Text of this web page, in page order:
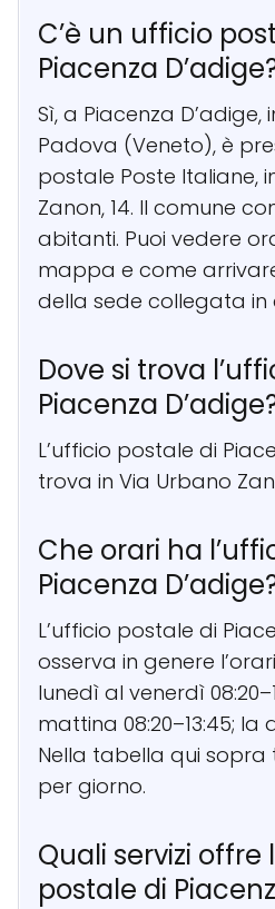
C’è un ufficio
Piacenza
Sì, a Piacenza D’adige,
Padova (Veneto), è
postale Poste Italiane,
Zanon, 14. Il comune
abitanti. Puoi vedere
mappa e come
della sede collegata
Dove si trova
Piacenza
L’ufficio postale di
trova in Via Urbano
Che orari ha
Piacenza
L’ufficio postale di
osserva in genere
lunedì al venerdì
mattina 08:20–13:45; la
Nella tabella qui sopra
per giorno.
Quali servizi offre
postale di